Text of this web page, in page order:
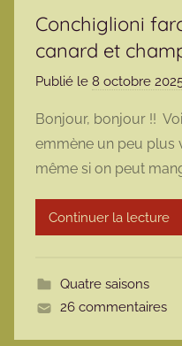
Conchiglioni
canard et
Publié le 8 octobre
Bonjour, bonjour !!
emmène un peu plus
même si on peut
Continuer la lecture
Quatre saisons
26 commentaires